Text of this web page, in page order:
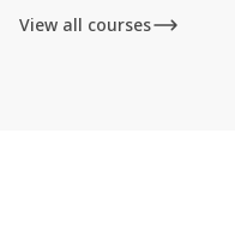
View all courses